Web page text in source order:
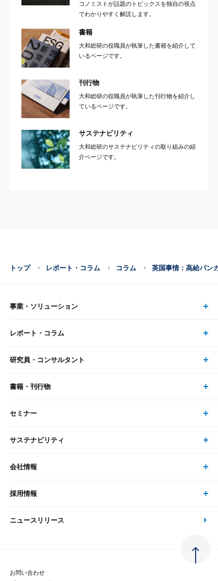
コノミストが話題のトピックスを独自の視点
でわかりやすく解説します。
書籍
大和総研の役職員が執筆した書籍を紹介して
いるページです。
刊行物
大和総研の役職員が執筆した刊行物を紹介し
ているページです。
サステナビリティ
大和総研のサステナビリティの取り組みの紹
介ページです。
トップ レポート・コラム コラム 英国事情：高給バ
事業・ソリューション
事業・ソリューション トップ
リサーチ
大和総研の強み
先端テクノロジーに基づく新たな価値の創出
レポート・コラム
レポート・コラム トップ
最新のレポート・コラム
政策分析
金融経済教育等
研究員・コンサルタント
研究員・コンサルタント トップ
研究員
書籍・刊行物
書籍・刊行物 トップ
書籍
セミナー
セミナー トップ
現在受付中のセミナー・イベント
サステナビリティ
サステナビリティの取り組み
次世代社会への貢献
会社情報
会社情報 トップ
会社概要・役員一覧
採用情報
採用情報 トップ
ニュースリリース
お問い合わせ